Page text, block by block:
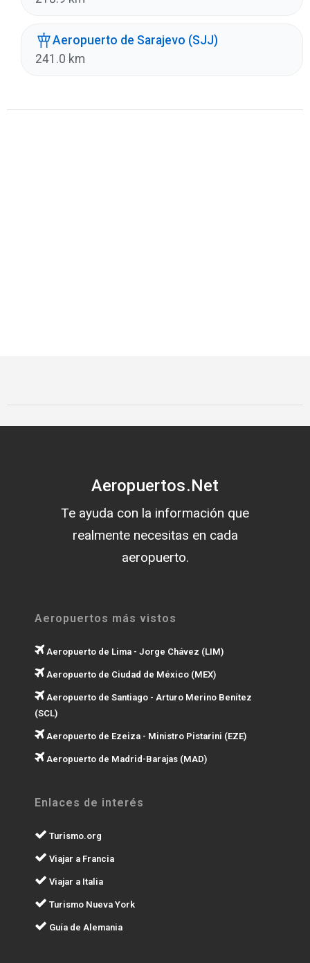
Aeropuerto de Sarajevo (SJJ)
241.0 km
Aeropuertos.Net
Te ayuda con la información que
realmente necesitas en cada
aeropuerto.
Aeropuertos más vistos
Aeropuerto de Lima - Jorge Chávez (LIM)
Aeropuerto de Ciudad de México (MEX)
Aeropuerto de Santiago - Arturo Merino Benítez
(SCL)
Aeropuerto de Ezeiza - Ministro Pistarini (EZE)
Aeropuerto de Madrid-Barajas (MAD)
Enlaces de interés
Turismo.org
Viajar a Francia
Viajar a Italia
Turismo Nueva York
Guía de Alemania